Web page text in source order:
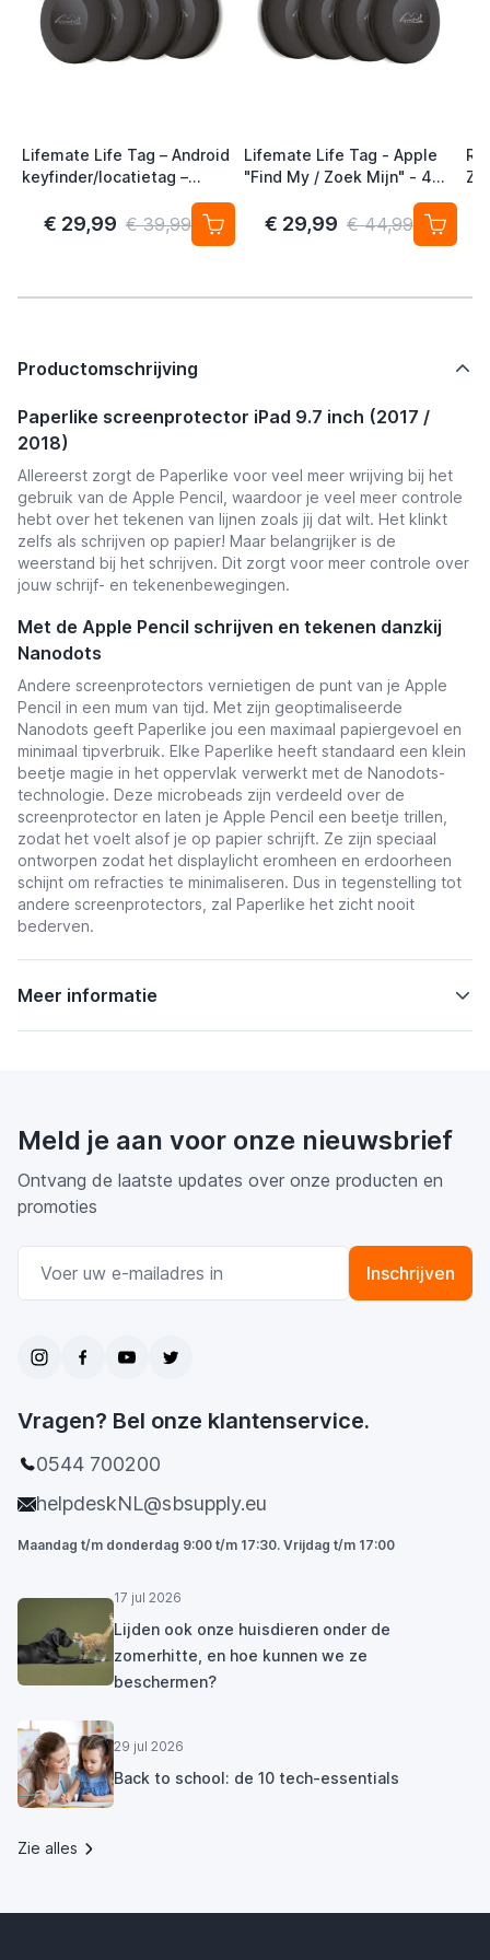
Lifemate Life Tag – Android
keyfinder/locatietag –
Android/Google Find My
Device – 4-pack
€ 29,99 € 39,99
Lifemate Life Tag - Apple
"Find My / Zoek Mijn" - 4
Pack - AirTag Alternatief
€ 29,99 € 44,99
Productomschrijving
Paperlike screenprotector iPad 9.7 inch (2017 /
2018)
Allereerst zorgt de Paperlike voor veel meer wrijving bij het
gebruik van de Apple Pencil, waardoor je veel meer controle
hebt over het tekenen van lijnen zoals jij dat wilt. Het klinkt
zelfs als schrijven op papier! Maar belangrijker is de
weerstand bij het schrijven. Dit zorgt voor meer controle over
jouw schrijf- en tekenenbewegingen.
Met de Apple Pencil schrijven en tekenen danzkij
Nanodots
Andere screenprotectors vernietigen de punt van je Apple
Pencil in een mum van tijd. Met zijn geoptimaliseerde
Nanodots geeft Paperlike jou een maximaal papiergevoel en
minimaal tipverbruik. Elke Paperlike heeft standaard een klein
beetje magie in het oppervlak verwerkt met de Nanodots-
technologie. Deze microbeads zijn verdeeld over de
screenprotector en laten je Apple Pencil een beetje trillen,
zodat het voelt alsof je op papier schrijft. Ze zijn speciaal
ontworpen zodat het displaylicht eromheen en erdoorheen
schijnt om refracties te minimaliseren. Dus in tegenstelling tot
andere screenprotectors, zal Paperlike het zicht nooit
bederven.
Meer informatie
Meld je aan voor onze nieuwsbrief
Ontvang de laatste updates over onze producten en
promoties
Inschrijven
Vragen? Bel onze klantenservice.
0544 700200
helpdeskNL@sbsupply.eu
Maandag t/m donderdag 9:00 t/m 17:30. Vrijdag t/m 17:00
17 jul 2026
Lijden ook onze huisdieren onder de
zomerhitte, en hoe kunnen we ze
beschermen?
29 jul 2026
Back to school: de 10 tech-essentials
Zie alles